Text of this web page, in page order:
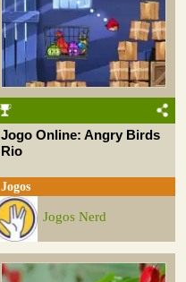
Jogo Online: Angry Birds
Rio
Jogos
Jogos Nerd